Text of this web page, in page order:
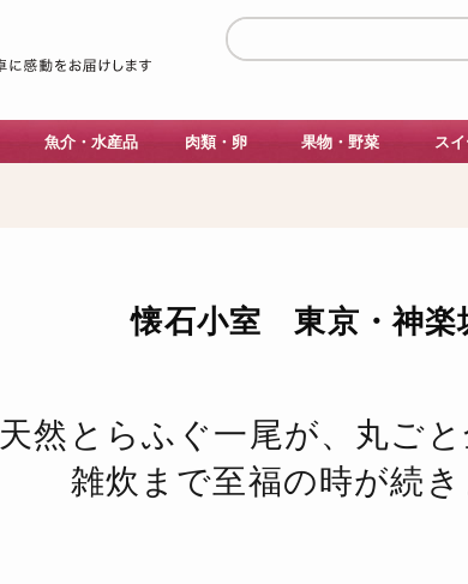
魚介・水産品 肉類・卵 果物・野菜 ス
懐石小室 東京・神楽
天然とらふぐ一尾が、 丸ごと
雑炊まで至福の時が続き